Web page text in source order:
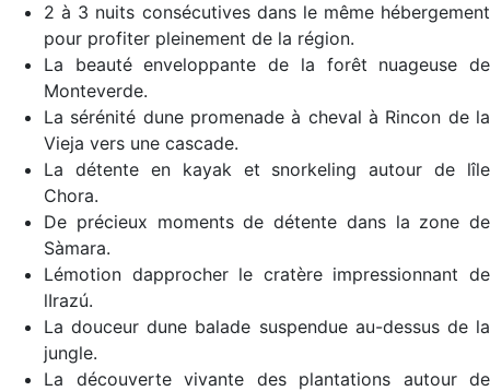
2 à 3 nuits consécutives dans le même hébergement
pour profiter pleinement de la région.
La beauté enveloppante de la forêt nuageuse de
Monteverde.
La sérénité dune promenade à cheval à Rincon de la
Vieja vers une cascade.
La détente en kayak et snorkeling autour de lîle
Chora.
De précieux moments de détente dans la zone de
Sàmara.
Lémotion dapprocher le cratère impressionnant de
lIrazú.
La douceur dune balade suspendue au-dessus de la
jungle.
La découverte vivante des plantations autour de